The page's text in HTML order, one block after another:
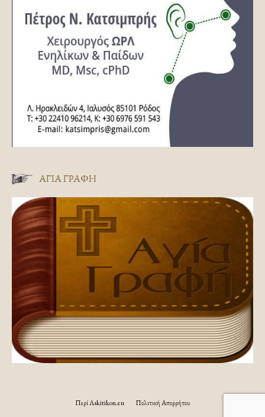
ΑΓΊΑ ΓΡΑΦΉ
Περί Askitikon.eu Πολιτική Απορρήτου